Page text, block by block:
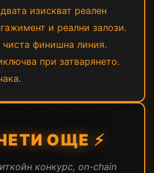
изискват реален
и реални залози.
финишна линия.
при затварянето.
ОЩЕ ⚡
конкурс, on-chain